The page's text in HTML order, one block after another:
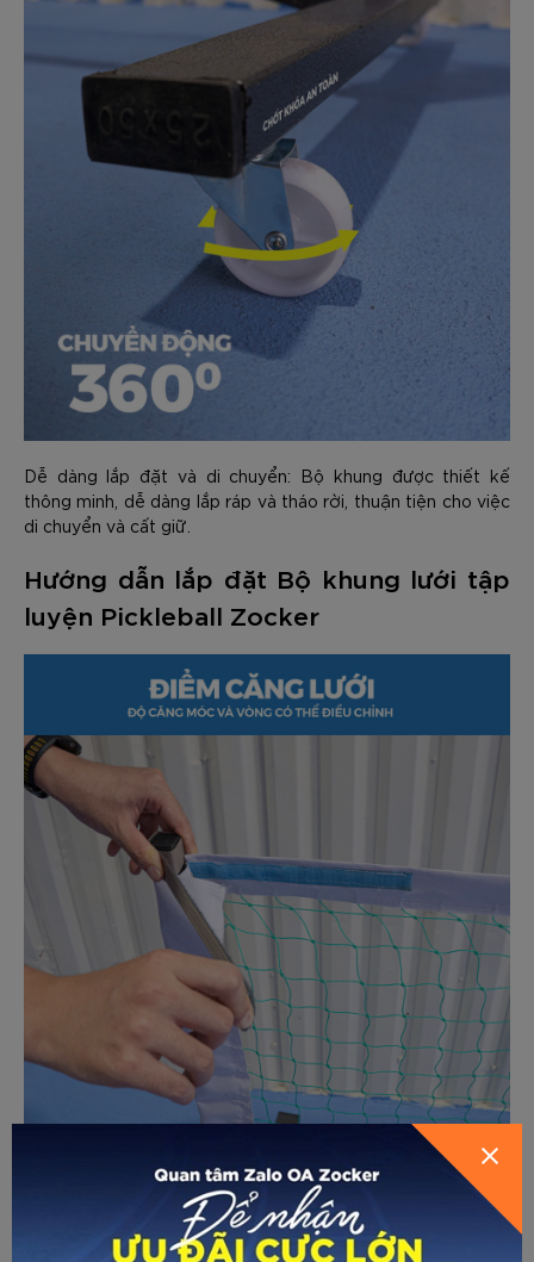
Dễ dàng lắp đặt và di chuyển: Bộ khung được thiết kế
thông minh, dễ dàng lắp ráp và tháo rời, thuận tiện cho việc
di chuyển và cất giữ.
Hướng dẫn lắp đặt Bộ khung lưới tập
luyện Pickleball Zocker
- Chọn một bề mặt bằng phẳng và rộng rãi để lắp đặt bộ
khung lưới Pickleball.
- Kiểm tra xem tất cả các phụ kiện cần thiết đã được bao
GỬI THÔNG TIN ĐỂ ZOCKER TƯ